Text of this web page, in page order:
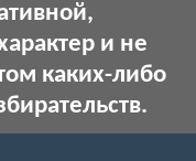
и не
каких-либо